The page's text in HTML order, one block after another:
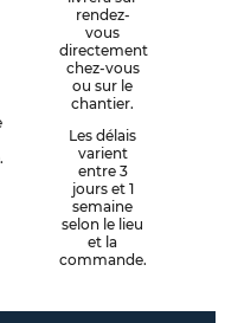
rendez-
vous
directement
chez-vous
ou sur le
chantier.
Les délais
varient
entre 3
jours et 1
semaine
selon le lieu
et la
commande.